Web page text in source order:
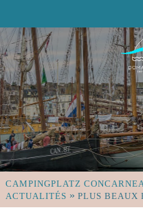
CAMPINGPLATZ
ACTUALITÉS » PLUS BEAUX